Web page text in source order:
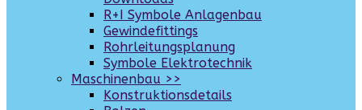
R+I Symbole Anlagenbau
Gewindefittings
Rohrleitungsplanung
Symbole Elektrotechnik
Maschinenbau >>
Konstruktionsdetails